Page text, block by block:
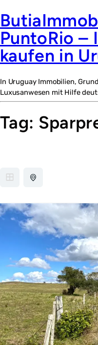
PuntoRio –
kaufen in
In Uruguay Immobilien,
Luxusanwesen mit Hilfe
Tag: